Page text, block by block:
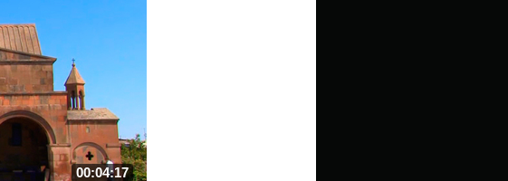
00:04:17